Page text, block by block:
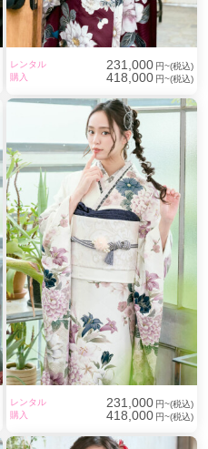
レンタル 231,000 円~(税込)
購入
418,000 円~(税込)
レンタル 231,000 円~(税込)
購入
418,000 円~(税込)